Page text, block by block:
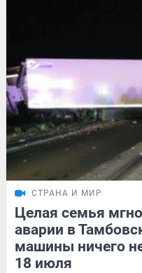
СТРАНА И МИР
Целая семья
аварии в
машины ничего
18 июля